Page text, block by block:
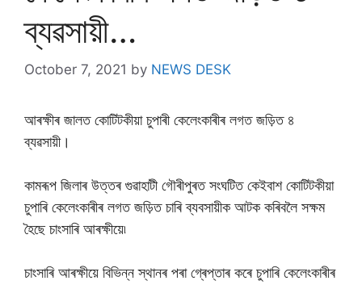
ব্যৱসায়ী…
October 7, 2021 by NEWS DESK
আৰক্ষীৰ জালত কোটিটকীয়া চুপাৰী কেলেংকাৰীৰ লগত জড়িত ৪
ব্যৱসায়ী।
কামৰূপ জিলাৰ উত্তৰ গুৱাহাটী গৌৰীপুৰত সংঘটিত কেইবাশ কোটিটকীয়া
চুপাৰি কেলেংকাৰীৰ লগত জড়িত চাৰি ব্যবসায়ীক আটক কৰিবলৈ সক্ষম
হৈছে চাংসাৰি আৰক্ষীয়ে৷
চাংসাৰি আৰক্ষীয়ে বিভিন্ন স্থানৰ পৰা গ্ৰেপ্তাৰ কৰে চুপাৰি কেলেংকাৰীৰ